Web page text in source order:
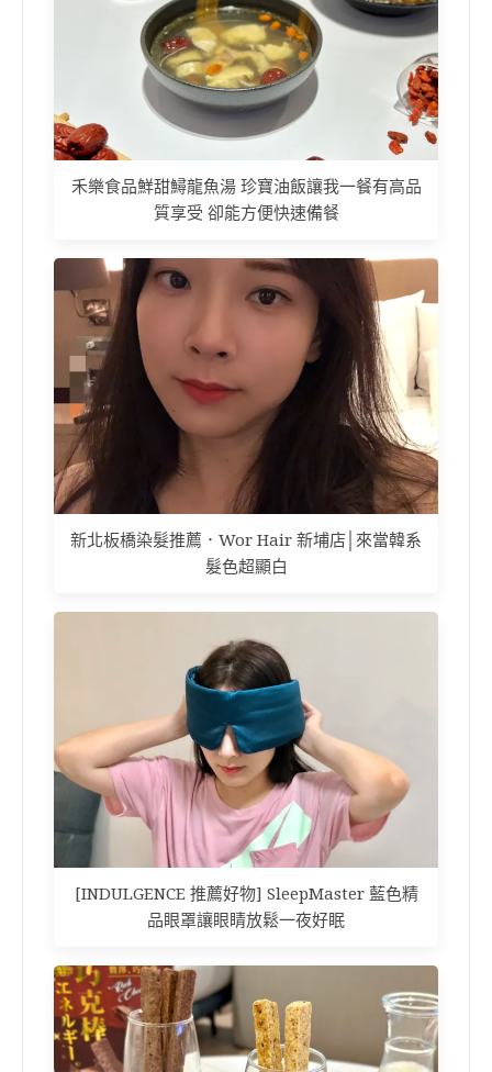
禾樂食品鮮甜鱘龍魚湯 珍寶油飯讓我一餐有高品
質享受 卻能方便快速備餐
新北板橋染髮推薦．Wor Hair 新埔店│來當韓系
髮色超顯白
[INDULGENCE 推薦好物] SleepMaster 藍色精
品眼罩讓眼睛放鬆一夜好眠